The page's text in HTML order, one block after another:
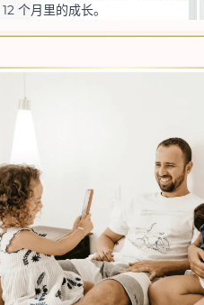
个月里的成长。
：它将你的日历变成了一本庆祝